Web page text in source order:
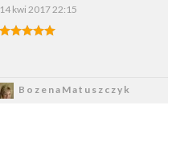
14 kwi 2017 22:15
BozenaMatuszczyk